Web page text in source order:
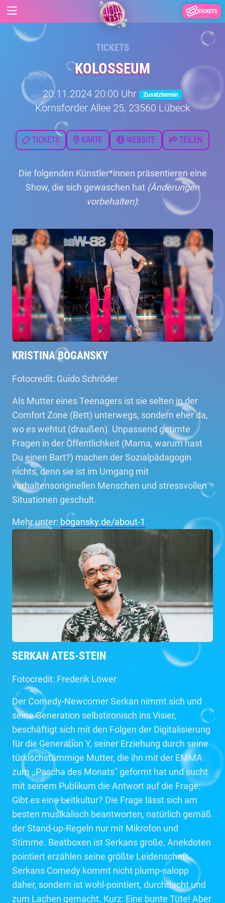
TICKETS
TICKETS
KOLOSSEUM
20.11.2024 20:00 Uhr Zusatztermin
Kornsforder Allee 25, 23560 Lübeck
TICKETS KARTE WEBSITE TEILEN
Die folgenden Künstler*innen präsentieren eine
Show, die sich gewaschen hat (Änderungen
vorbehalten):
KRISTINA BOGANSKY
Fotocredit: Guido Schröder
Als Mutter eines Teenagers ist sie selten in der
Comfort Zone (Bett) unterwegs, sondern eher da,
wo es wehtut (draußen). Unpassend getimte
Fragen in der Öffentlichkeit (Mama, warum hast
Du einen Bart?) machen der Sozialpädagogin
nichts, denn sie ist im Umgang mit
verhaltensoriginellen Menschen und stressvollen
Situationen geschult.
Mehr unter: bogansky.de/about-1
SERKAN ATES-STEIN
Fotocredit: Frederik Löwer
Der Comedy-Newcomer Serkan nimmt sich und
seine Generation selbstironisch ins Visier,
beschäftigt sich mit den Folgen der Digitalisierung
für die Generation Y, seiner Erziehung durch seine
türkischstämmige Mutter, die ihn mit der EMMA
zum ,,Pascha des Monats" geformt hat und sucht
mit seinem Publikum die Antwort auf die Frage:
Gibt es eine Leitkultur? Die Frage lässt sich am
besten musikalisch beantworten, natürlich gemäß
der Stand-up-Regeln nur mit Mikrofon und
Stimme. Beatboxen ist Serkans große, Anekdoten
pointiert erzählen seine größte Leidenschaft.
Serkans Comedy kommt nicht plump-salopp
daher, sondern ist wohl-pointiert, durchdacht und
zum Lachen gemacht. Kurz: Eine bunte Tüte! Aber